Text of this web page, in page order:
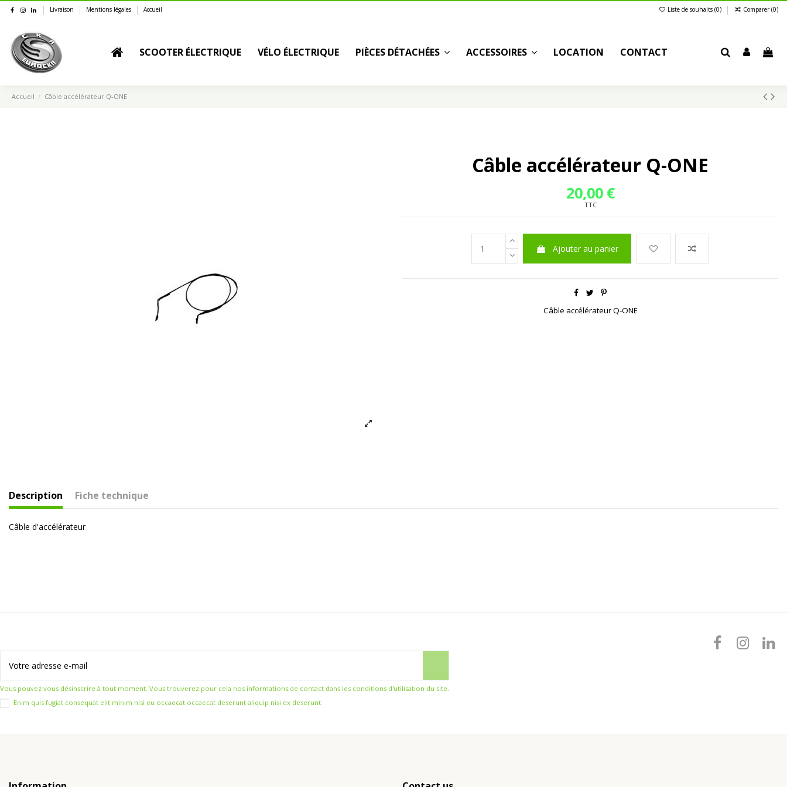
Livraison Mentions légales Accueil Liste de souhaits (0) Comparer (0)
SCOOTER ÉLECTRIQUE VÉLO ÉLECTRIQUE PIÈCES DÉTACHÉES ACCESSOIRES LOCATION CONTACT
Accueil Câble accélérateur Q-ONE
Câble accélérateur Q-ONE
20,00 €
TTC
Ajouter au panier
Câble accélérateur Q-ONE
Description Fiche technique
Câble d'accélérateur
Vous pouvez vous désinscrire à tout moment. Vous trouverez pour cela nos informations de contact dans les conditions d'utilisation du site.
Enim quis fugiat consequat elit minim nisi eu occaecat occaecat deserunt aliquip nisi ex deserunt.